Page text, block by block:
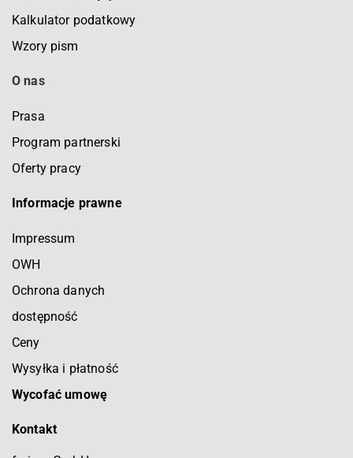
Kalkulator podatkowy
Wzory pism
O nas
Prasa
Program partnerski
Oferty pracy
Informacje prawne
Impressum
OWH
Ochrona danych
dostępność
Ceny
Wysyłka i płatność
Wycofać umowę
Kontakt